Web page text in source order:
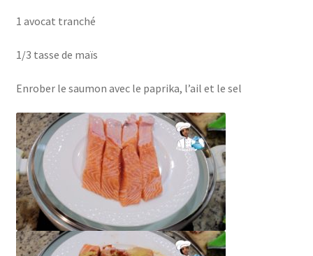
1 avocat tranché
1/3 tasse de maïs
Enrober le saumon avec le paprika, l’ail et le sel